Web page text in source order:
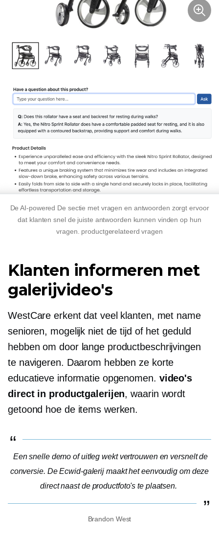
DeAI-powered De sectie met vragen en antwoorden zorgt ervoor
dat klanten snel de juiste antwoorden kunnen vinden op hun
vragen. productgerelateerd vragen
Klanten informeren met
galerijvideo's
WestCare erkent dat veel klanten, met name
senioren, mogelijk niet de tijd of het geduld
hebben om door lange productbeschrijvingen
te navigeren. Daarom hebben ze korte
educatieve informatie opgenomen. video's
direct in productgalerijen, waarin wordt
getoond hoe de items werken.
Een snelle demo of uitleg wekt vertrouwen en versnelt de
conversie. De Ecwid-galerij maakt het eenvoudig om deze
direct naast de productfoto's te plaatsen.
Brandon West